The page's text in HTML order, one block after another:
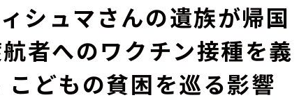
シュマさんの遺族が帰国
航者へのワクチン接種を義
こどもの貧困を巡る影響